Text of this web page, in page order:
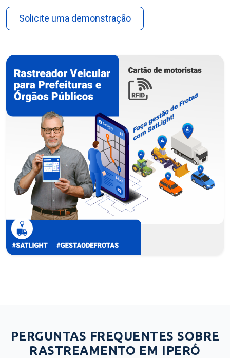
Solicite uma demonstração
PERGUNTAS FREQUENTES SOBRE
RASTREAMENTO EM IPERÓ